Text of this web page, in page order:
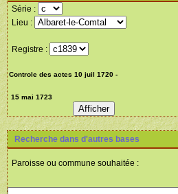
Série :
Lieu :
Registre :
Recherche dans d'autres bases
Paroisse ou commune souhaitée :